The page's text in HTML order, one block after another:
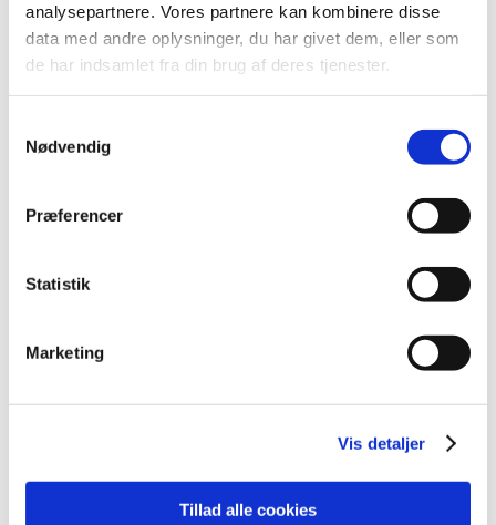
analysepartnere. Vores partnere kan kombinere disse
data med andre oplysninger, du har givet dem, eller som
de har indsamlet fra din brug af deres tjenester.
Nødvendig
Præferencer
Statistik
Marketing
Vis detaljer
Tillad alle cookies
2016 (167)
2015 (33)
oktober (2)
juni (9)
marts (2)
2014 (44)
2013 (49)